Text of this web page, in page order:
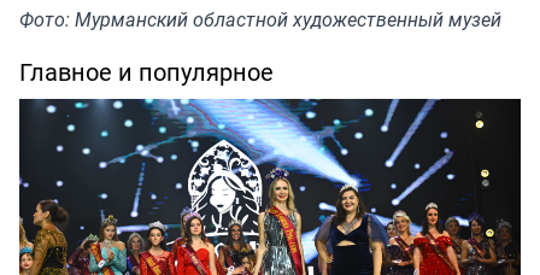
Фото: Мурманский областной художественный музей
Главное и популярное